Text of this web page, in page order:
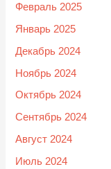
Февраль 2025
Январь 2025
Декабрь 2024
Ноябрь 2024
Октябрь 2024
Сентябрь 2024
Август 2024
Июль 2024